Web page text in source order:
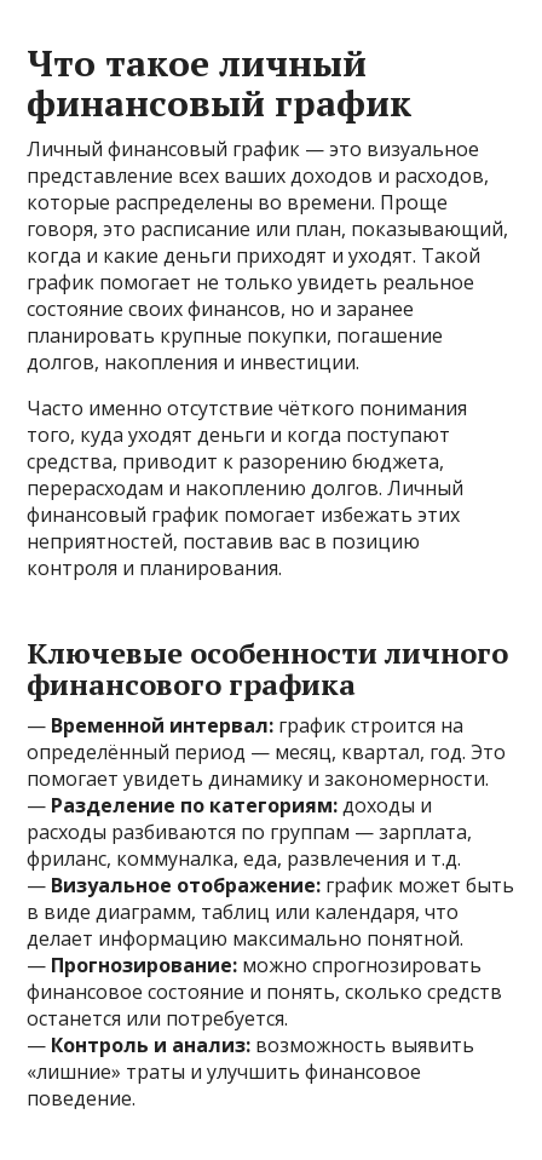
Что такое личный
финансовый график
Личный финансовый график — это визуальное
представление всех ваших доходов и расходов,
которые распределены во времени. Проще
говоря, это расписание или план, показывающий,
когда и какие деньги приходят и уходят. Такой
график помогает не только увидеть реальное
состояние своих финансов, но и заранее
планировать крупные покупки, погашение
долгов, накопления и инвестиции.
Часто именно отсутствие чёткого понимания
того, куда уходят деньги и когда поступают
средства, приводит к разорению бюджета,
перерасходам и накоплению долгов. Личный
финансовый график помогает избежать этих
неприятностей, поставив вас в позицию
контроля и планирования.
Ключевые особенности личного
финансового графика
— Временной интервал: график строится на
определённый период — месяц, квартал, год. Это
помогает увидеть динамику и закономерности.
— Разделение по категориям:доходы и
расходы разбиваются по группам — зарплата,
фриланс, коммуналка, еда, развлечения и т.д.
— Визуальное отображение: график может быть
в виде диаграмм, таблиц или календаря, что
делает информацию максимально понятной.
— Прогнозирование: можно спрогнозировать
финансовое состояние и понять, сколько средств
останется или потребуется.
— Контроль и анализ: возможность выявить
«лишние» траты и улучшить финансовое
поведение.